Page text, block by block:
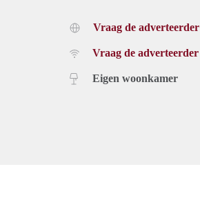
Vraag de adverteerder
Vraag de adverteerder
Eigen woonkamer